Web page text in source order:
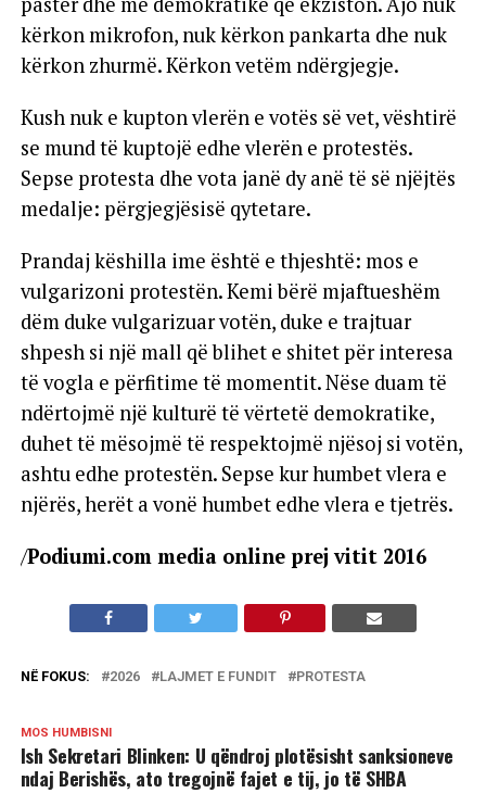
kërkon mikrofon, nuk kërkon pankarta dhe nuk
kërkon zhurmë. Kërkon vetëm ndërgjegje.
Kush nuk e kupton vlerën e votës së vet, vështirë
se mund të kuptojë edhe vlerën e protestës.
Sepse protesta dhe vota janë dy anë të së njëjtës
medalje: përgjegjësisë qytetare.
Prandaj këshilla ime është e thjeshtë: mos e
vulgarizoni protestën. Kemi bërë mjaftueshëm
dëm duke vulgarizuar votën, duke e trajtuar
shpesh si një mall që blihet e shitet për interesa
të vogla e përfitime të momentit. Nëse duam të
ndërtojmë një kulturë të vërtetë demokratike,
duhet të mësojmë të respektojmë njësoj si votën,
ashtu edhe protestën. Sepse kur humbet vlera e
njërës, herët a vonë humbet edhe vlera e tjetrës.
/Podiumi.com media online prej vitit 2016
NË FOKUS: 2026 LAJMET E FUNDIT PROTESTA
MOS HUMBISNI
Ish Sekretari Blinken: U qëndroj plotësisht sanksioneve
ndaj Berishës, ato tregojnë fajet e tij, jo të SHBA